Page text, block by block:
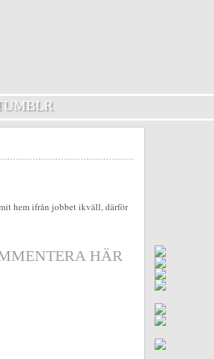
hem ifrån jobbet ikväll, därför
HÄR